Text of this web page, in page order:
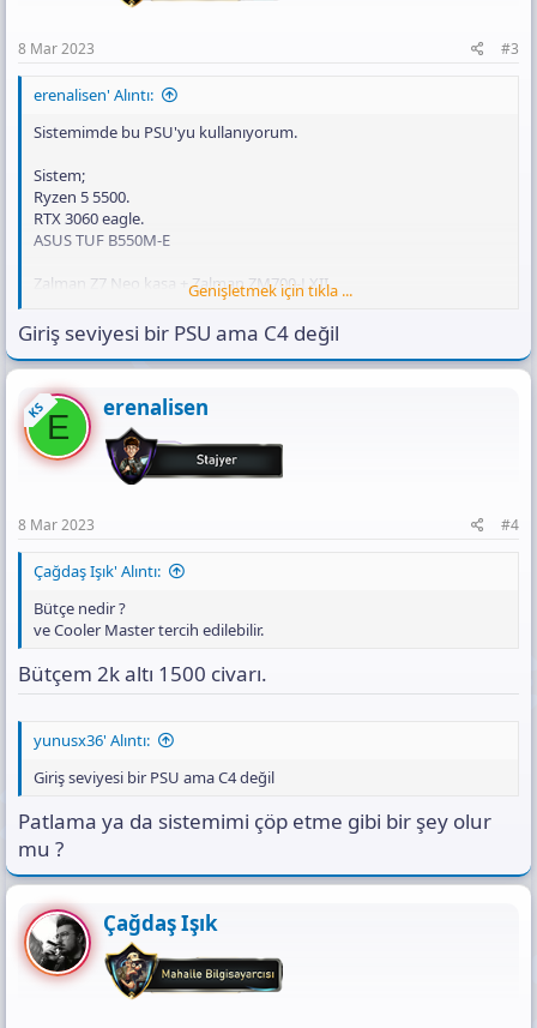
8 Mar 2023 #3
erenalisen' Alıntı:
Sistemimde bu PSU'yu kullanıyorum.
Sistem;
Ryzen 5 5500.
RTX 3060 eagle.
ASUS TUF B550M-E
Zalman Z7 Neo kasa + Zalman ZM700-LXII.
Bu PSU'nun çok kötü olduğunu saatli bomba adeta C4 olduğunu
duydum birkaç yerde açıkçası korkuyorum daha kullanmaya
başlayalı 2 3 hafta oldu. Tüm korumaları neredeyse tam
kapasitörleri kaliteli ve 80+ olduğu yazıyor sitesinde. Değiştirmeme
gerek var mıdır? Bana önerilen PSU'lar NZXT C650 Bronze, XPG
Pylon 650W Bronze, Sharkoon silent storm Zero 650W 80+ Gold,
Cooler Master MWE 750W 80+ Bronze v2.
Genişletmek için tıkla ...
Giriş seviyesi bir PSU ama C4 değil
KSE erenalisen
8 Mar 2023 #4
Çağdaş Işık' Alıntı:
Bütçe nedir ?
ve Cooler Master tercih edilebilir.
Bütçem 2k altı 1500 civarı.
yunusx36' Alıntı:
Giriş seviyesi bir PSU ama C4 değil
Patlama ya da sistemimi çöp etme gibi bir şey olur
mu ?
Çağdaş Işık